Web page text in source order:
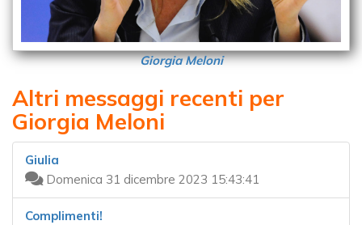
Giorgia Meloni
Altri messaggi recenti per
Giorgia Meloni
Giulia
Domenica 31 dicembre 2023 15:43:41
Complimenti!